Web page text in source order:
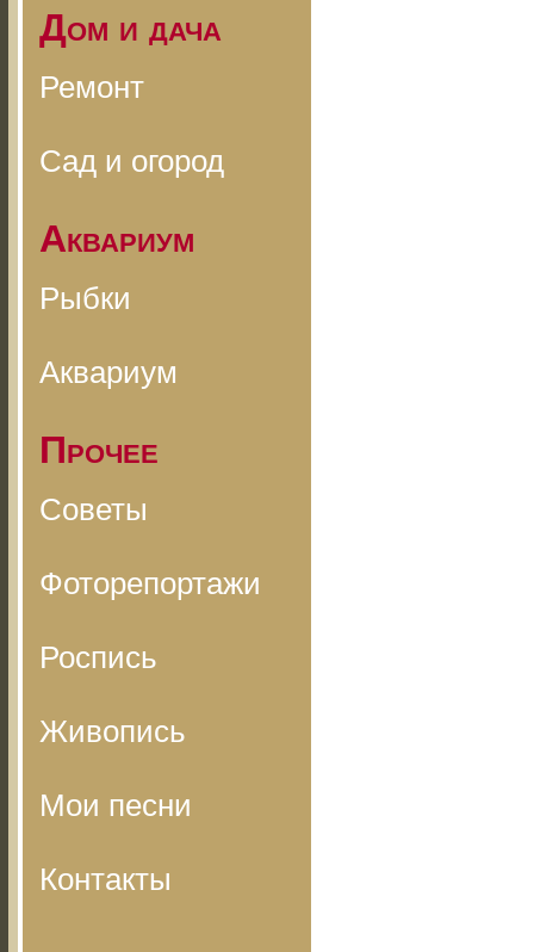
Дом и дача
Ремонт
Сад и огород
Аквариум
Рыбки
Аквариум
Прочее
Советы
Фоторепортажи
Роспись
Живопись
Мои песни
Контакты